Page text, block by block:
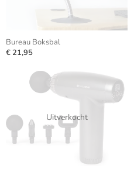
Bureau Boksbal
€ 21,95
Uitverkocht